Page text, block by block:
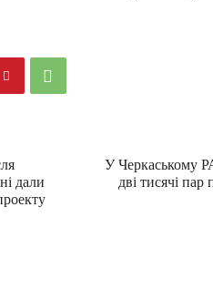
дали
У Черкаському
дві тисячі